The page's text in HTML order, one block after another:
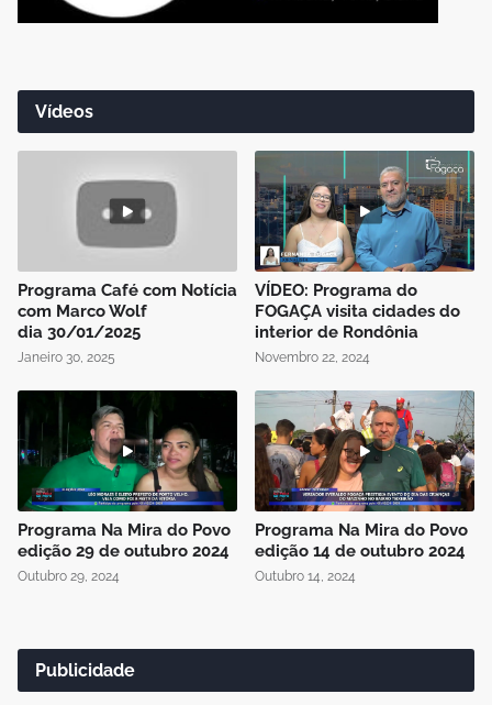
Vídeos
Programa Café com Notícia
com Marco Wolf
dia 30/01/2025
Janeiro 30, 2025
VÍDEO: Programa do
FOGAÇA visita cidades do
interior de Rondônia
Novembro 22, 2024
Programa Na Mira do Povo
edição 29 de outubro 2024
Outubro 29, 2024
Programa Na Mira do Povo
edição 14 de outubro 2024
Outubro 14, 2024
Publicidade